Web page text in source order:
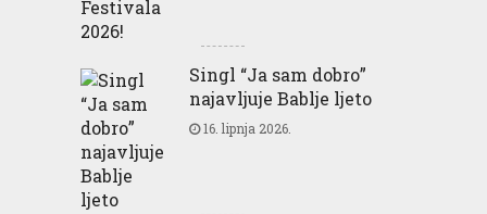
Singl “Ja sam dobro”
najavljuje Bablje ljeto
16. lipnja 2026.